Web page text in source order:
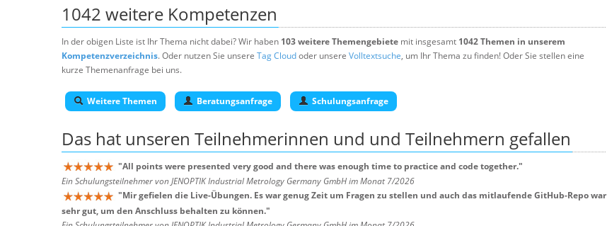
1042 weitere Kompetenzen
In der obigen Liste ist Ihr Thema nicht dabei? Wir haben 103 weitere Themengebiete mit insgesamt 1042 Themen in unserem
Kompetenzverzeichnis. Oder nutzen Sie unsere Tag Cloudoder unsere Volltextsuche, um Ihr Thema zu finden! Oder Sie stellen eine
kurze Themenanfrage bei uns.
Weitere Themen Beratungsanfrage Schulungsanfrage
Das hat unseren Teilnehmerinnen und und Teilnehmern gefallen
"All points were presented very good and there was enough time to practice and code together."
Ein Schulungsteilnehmer von JENOPTIK Industrial Metrology Germany GmbH im Monat 7/2026
"Mir gefielen die Live-Übungen. Es war genug Zeit um Fragen zu stellen und auch das mitlaufende GitHub-Repo war
sehr gut, um den Anschluss behalten zu können."